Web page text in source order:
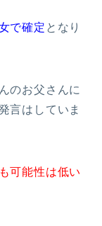
で確定 となり
のお父さんに
言はしていま
可能性は低い